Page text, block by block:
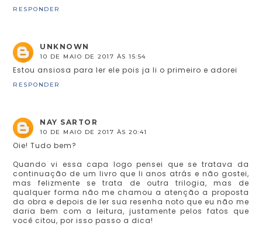
RESPONDER
UNKNOWN
10 DE MAIO DE 2017 ÀS 15:54
Estou ansiosa para ler ele pois ja li o primeiro e adorei
RESPONDER
NAY SARTOR
10 DE MAIO DE 2017 ÀS 20:41
Oie! Tudo bem?
Quando vi essa capa logo pensei que se tratava da
continuação de um livro que li anos atrás e não gostei,
mas felizmente se trata de outra trilogia, mas de
qualquer forma não me chamou a atenção a proposta
da obra e depois de ler sua resenha noto que eu não me
daria bem com a leitura, justamente pelos fatos que
você citou, por isso passo a dica!